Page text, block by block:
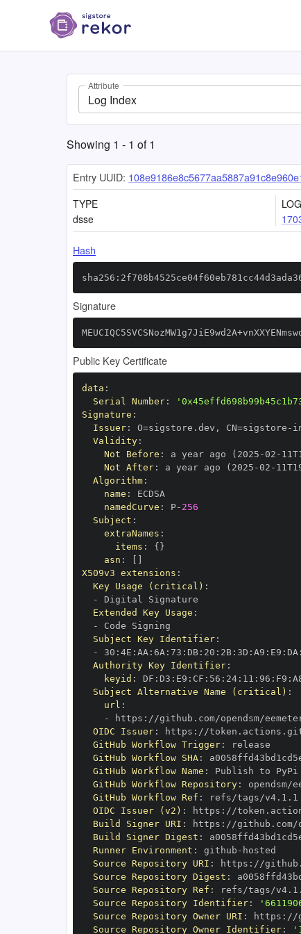
Attribute
Log Index
Showing 1 - 1 of1
Entry UUID:
TYPE
dsse
Hash
Signature
Public Key Certificate
data :
Serial Number:
Signature :
Issuer: O=sigstore.dev , CN=sigstore -
Validity:
Not Before : a year ago (2025 -02 -
Not After: a year ago (2025 -02 -
Algorithm:
name :
namedCurve : P- 256
Subject :
extraNames :
items : { }
asn :
X509v3 extensions :
Key Usage (critical) :
-
Extended Key Usage :
-
Subject Key Identifier:
-
30 : 4E : AA : 6A : 73 : DB: 20 : 2B: 3D : A9 : E9 : DA :
Authority Key Identifier:
keyid : DF : D3 : E9 : CF : 56 : 24: 11 : 96 : F9 :
Subject Alternative Name (critical) :
url :
-
https :
OIDC Issuer: https :
GitHub Workflow Trigger:
GitHub Workflow SHA:
GitHub Workflow Name :
GitHub Workflow Repository:
GitHub Workflow Ref :
OIDC Issuer (v2) : https :
Build Signer URI : https :
Build Signer Digest :
Runner Environment : github -
Source Repository URI : https :
Source Repository Digest :
Source Repository Ref :
Source Repository Identifier:
Source Repository Owner URI : https :
Source Repository Owner Identifier: